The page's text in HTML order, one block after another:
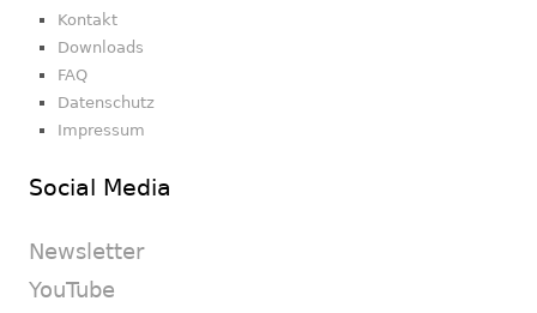
Kontakt
Downloads
FAQ
Datenschutz
Impressum
Social Media
Newsletter
YouTube